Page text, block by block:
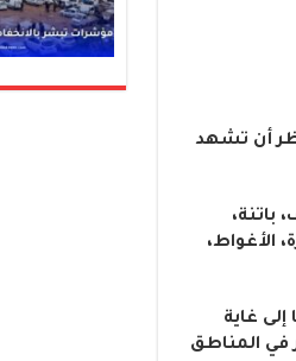
أن تشهد
باتنة،
الأغواط،
غاية
المناطق